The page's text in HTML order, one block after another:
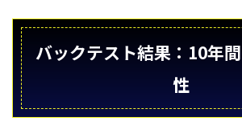
バックテスト結果：10年
性